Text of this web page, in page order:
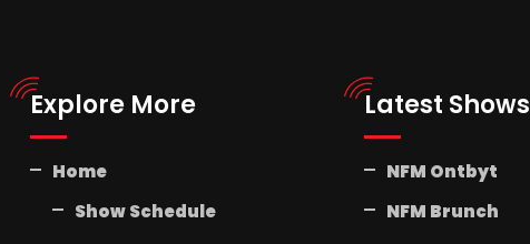
Explore More
Home
Show Schedule
Latest Shows
NFM Ontbyt
NFM Brunch